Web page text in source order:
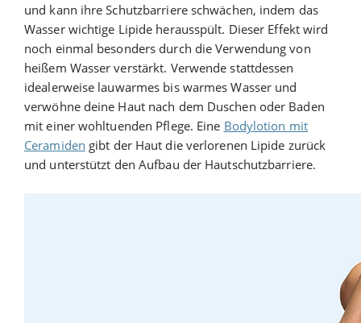
und kann ihre Schutzbarriere schwächen, indem das
Wasser wichtige Lipide herausspült. Dieser Effekt wird
noch einmal besonders durch die Verwendung von
heißem Wasser verstärkt. Verwende stattdessen
idealerweise lauwarmes bis warmes Wasser und
verwöhne deine Haut nach dem Duschen oder Baden
mit einer wohltuenden Pflege. Eine Bodylotion mit
Ceramiden gibt der Haut die verlorenen Lipide zurück
und unterstützt den Aufbau der Hautschutzbarriere.